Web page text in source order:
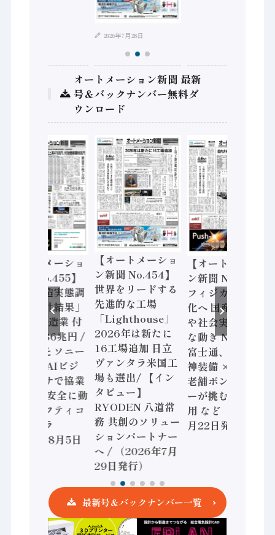
2026年7月28日
オートメーション新聞 最新
号＆バックナンバー無料ダ
ウンロード
【オートメーショ
ン新聞 No.455】
「経済構造実態調
査二次集計結果」
2024年製造業 付
加価値額86兆円 /
三菱電機とソニー
セミコン AIビジ
ョンセンサで協業
/ IDEC、安全に動
かすセーフティコ
ントローラ
（2026年8月5日
【オートメーショ
ン新聞 No.454】
世界をリードする
先進的な工場
「Lighthouse」
2026年は新たに
16工場追加 日立
ヴァンタラ米国工
場も選出/ 【イン
タビュー】
RYODEN 八道常
務 共創のソリュー
ションパートナー
へ / （2026年7月
29日発行）
【オートメーショ
ン新聞 No.453】
フィジカルAI本格
化へ 国産AI開発
や社会実装に活発
な動き Noetra、
富士通、日立 / 兵
神装備 × HMS、
老舗ポンプメーカ
ーが挑むデータ活
用 など（2026年7
月22日発行）
最新号＆バックナンバー一覧